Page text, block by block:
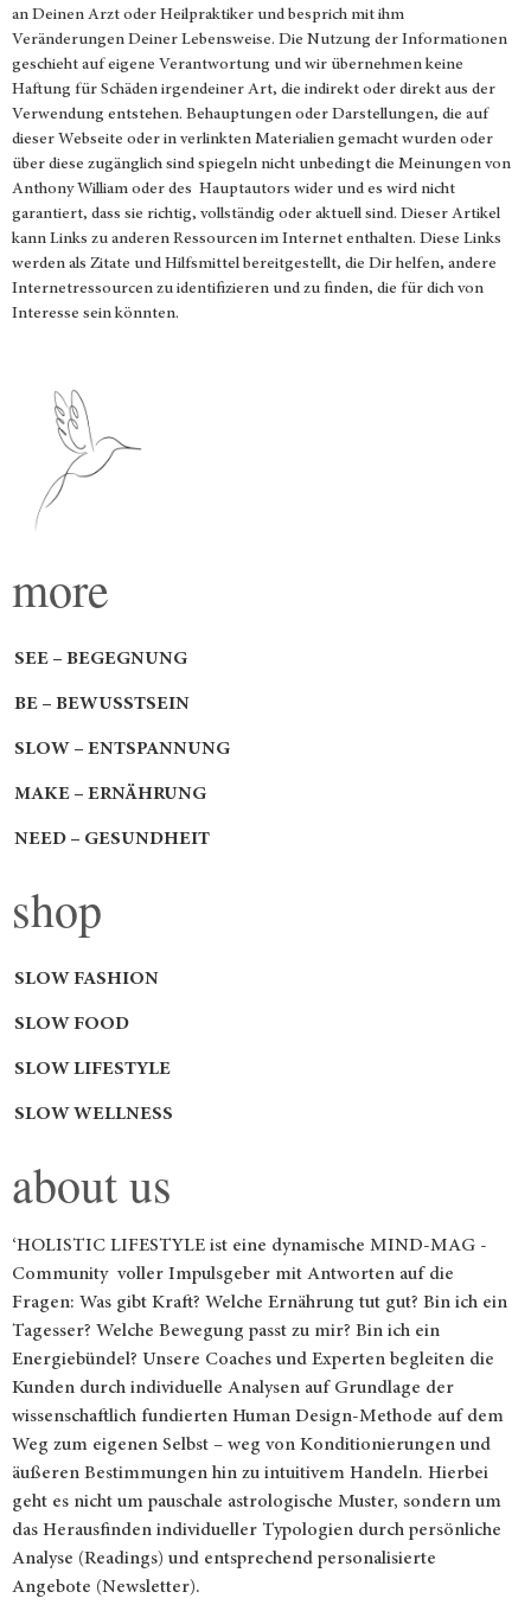
an Deinen Arzt oder Heilpraktiker und besprich mit ihm
Veränderungen Deiner Lebensweise. Die Nutzung der Informationen
geschieht auf eigene Verantwortung und wir übernehmen keine
Haftung für Schäden irgendeiner Art, die indirekt oder direkt aus der
Verwendung entstehen. Behauptungen oder Darstellungen, die auf
dieser Webseite oder in verlinkten Materialien gemacht wurden oder
über diese zugänglich sind spiegeln nicht unbedingt die Meinungen von
Anthony William oder des Hauptautors wider und es wird nicht
garantiert, dass sie richtig, vollständig oder aktuell sind. Dieser Artikel
kann Links zu anderen Ressourcen im Internet enthalten. Diese Links
werden als Zitate und Hilfsmittel bereitgestellt, die Dir helfen, andere
Internetressourcen zu identifizieren und zu finden, die für dich von
Interesse sein könnten.
more
SEE – BEGEGNUNG
BE – BEWUSSTSEIN
SLOW – ENTSPANNUNG
MAKE – ERNÄHRUNG
NEED – GESUNDHEIT
shop
SLOW FASHION
SLOW FOOD
SLOW LIFESTYLE
SLOW WELLNESS
about us
‘HOLISTIC LIFESTYLE ist eine dynamische MIND-MAG -
Community voller Impulsgeber mit Antworten auf die
Fragen: Was gibt Kraft? Welche Ernährung tut gut? Bin ich ein
Tagesser? Welche Bewegung passt zu mir? Bin ich ein
Energiebündel? Unsere Coaches und Experten begleiten die
Kunden durch individuelle Analysen auf Grundlage der
wissenschaftlich fundierten Human Design-Methode auf dem
Weg zum eigenen Selbst – weg von Konditionierungen und
äußeren Bestimmungen hin zu intuitivem Handeln. Hierbei
geht es nicht um pauschale astrologische Muster, sondern um
das Herausfinden individueller Typologien durch persönliche
Analyse (Readings) und entsprechend personalisierte
Angebote (Newsletter).